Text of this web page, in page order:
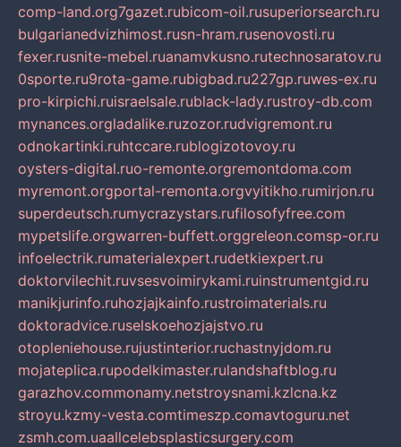
comp-land.org7gazet.rubicom-oil.rusuperiorsearch.ru
bulgarianedvizhimost.rusn-hram.rusenovosti.ru
fexer.rusnite-mebel.ruanamvkusno.rutechnosaratov.ru
0sporte.ru9rota-game.rubigbad.ru227gp.ruwes-ex.ru
pro-kirpichi.ruisraelsale.rublack-lady.rustroy-db.com
mynances.orgladalike.ruzozor.rudvigremont.ru
odnokartinki.ruhtccare.rublogizotovoy.ru
oysters-digital.ruo-remonte.orgremontdoma.com
myremont.orgportal-remonta.orgvyitikho.rumirjon.ru
superdeutsch.rumycrazystars.rufilosofyfree.com
mypetslife.orgwarren-buffett.orggreleon.comsp-or.ru
infoelectrik.rumaterialexpert.rudetkiexpert.ru
doktorvilechit.ruvsesvoimirykami.ruinstrumentgid.ru
manikjurinfo.ruhozjajkainfo.rustroimaterials.ru
doktoradvice.ruselskoehozjajstvo.ru
otopleniehouse.rujustinterior.ruchastnyjdom.ru
mojateplica.rupodelkimaster.rulandshaftblog.ru
garazhov.commonamy.netstroysnami.kzlcna.kz
stroyu.kzmy-vesta.comtimeszp.comavtoguru.net
zsmh.com.uaallcelebsplasticsurgery.com